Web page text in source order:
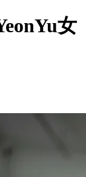
女